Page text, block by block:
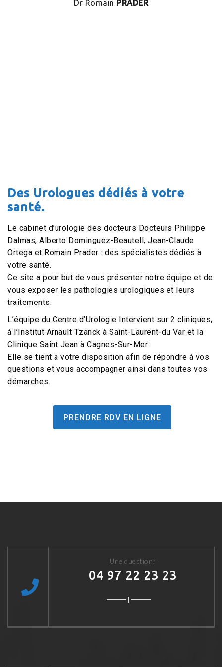
Dr Romain PRADER
Des Urologues dédiés à votre
santé.
Le cabinet d’urologie des docteurs Docteurs Philippe
Dalmas, Alberto Dominguez-Beautell, Jean-Claude
Ortega et Romain Prader : des spécialistes dédiés à
votre santé.
Ce site a pour but de vous présenter notre équipe et de
vous exposer les pathologies urologiques et leurs
traitements.
L’équipe du Centre d’Urologie Intervient sur 2 cliniques,
à l’Institut Arnault Tzanck à Saint-Laurent-du Var et la
Clinique Saint Jean à Cagnes-Sur-Mer.
Elle se tient à votre disposition afin de répondre à vos
questions et vous accompagner ainsi dans toutes vos
démarches.
PRENDRE RDV EN LIGNE
Une question?
04 97 22 23 23